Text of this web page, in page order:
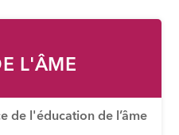
L'ÂME
de l'éducation de l’âme